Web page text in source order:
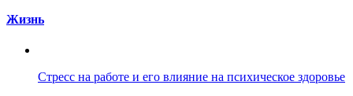
Жизнь
Стресс на работе и его влияние на психическое здоровье